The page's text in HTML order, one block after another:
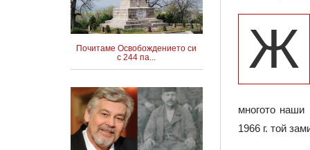
Почитаме Освобождението си
с 244 па...
Ж
многото наши
1966 г. той